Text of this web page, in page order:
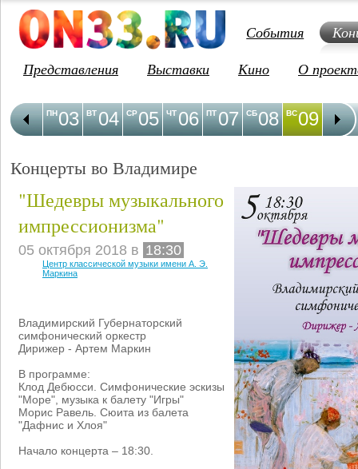
События
Представления
Выставки Кино О
03
ПН 04
ВТ 05
СР 06
ЧТ 07
ПТ 08
СБ 09
ВС 10
ПН
Концерты во Владимире
"Шедевры музыкального
импрессионизма"
05 октября 2018 в 18:30
Центр классической музыки имени А. Э.
Маркина
Владимирский Губернаторский
симфонический оркестр
Дирижер - Артем Маркин
В программе:
Клод Дебюсси. Симфонические эскизы
"Море", музыка к балету "Игры"
Морис Равель. Сюита из балета
"Дафнис и Хлоя"
Начало концерта – 18:30.